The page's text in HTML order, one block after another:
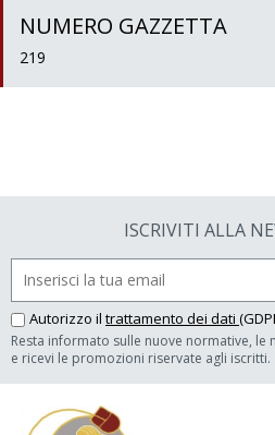
NUMERO GAZZETTA
219
ISCRIVITI ALLA
Autorizzo il trattamento dei dati
Resta informato sulle nuove normative, le
e ricevi le promozioni riservate agli iscritti.